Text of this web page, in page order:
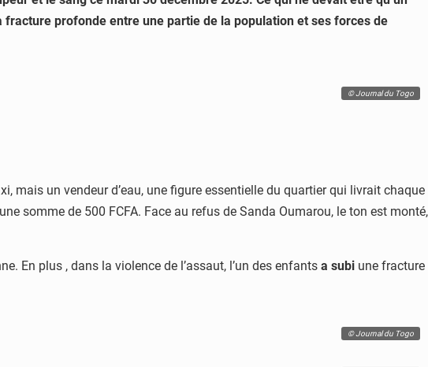
profonde entre une partie de la population et ses forces de
© Journal du Togo
mais un vendeur d’eau, une figure essentielle du quartier qui livrait chaque
somme de 500 FCFA. Face au refus de Sanda Oumarou, le ton est monté,
En plus , dans la violence de l’assaut, l’un des enfants a subi une fracture
© Journal du Togo